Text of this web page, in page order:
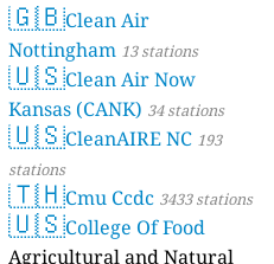
🇬🇧Clean Air
Nottingham 13 stations
🇺🇸Clean Air Now
Kansas (CANK) 34 stations
🇺🇸CleanAIRE NC 193
stations
🇹🇭Cmu Ccdc 3433 stations
🇺🇸College Of Food
Agricultural and Natural